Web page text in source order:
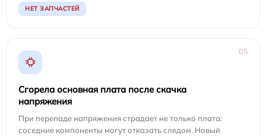
НЕТ ЗАПЧАСТЕЙ
05
Сгорела основная плата после скачка
напряжения
При перепаде напряжения страдает не только плата:
соседние компоненты могут отказать следом. Новый